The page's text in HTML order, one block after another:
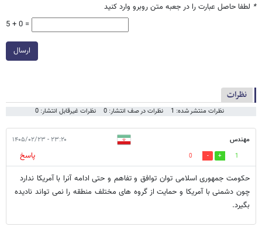
* لطفا حاصل عبارت را در جعبه متن روبرو وارد کنید
5 + 0 =
ارسال
نظرات
نظرات منتشر شده: 1 نظرات در صف انتشار: 0 نظرات غیرقابل انتشار: 0
مهندس ۲۳:۲۰ - ۱۴۰۵/۰۲/۲۳
1
0
پاسخ
حکومت جمهوری اسلامی توان توافق و تفاهم و حتی ادامه آنرا با آمریکا ندارد
چون دشمنی با آمریکا و حمایت از گروه های مختلف منطقه را نمی تواند نادیده
بگیرد.